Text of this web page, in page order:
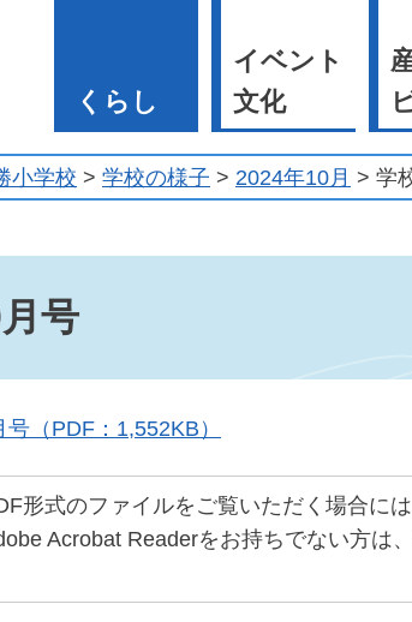
くらし
イベント
文化
小学校 > 学校の様子 > 2024年10月 > 学
号
（PDF：1,552KB）
形式のファイルをご覧いただく場合に
Acrobat Readerをお持ちでない方は